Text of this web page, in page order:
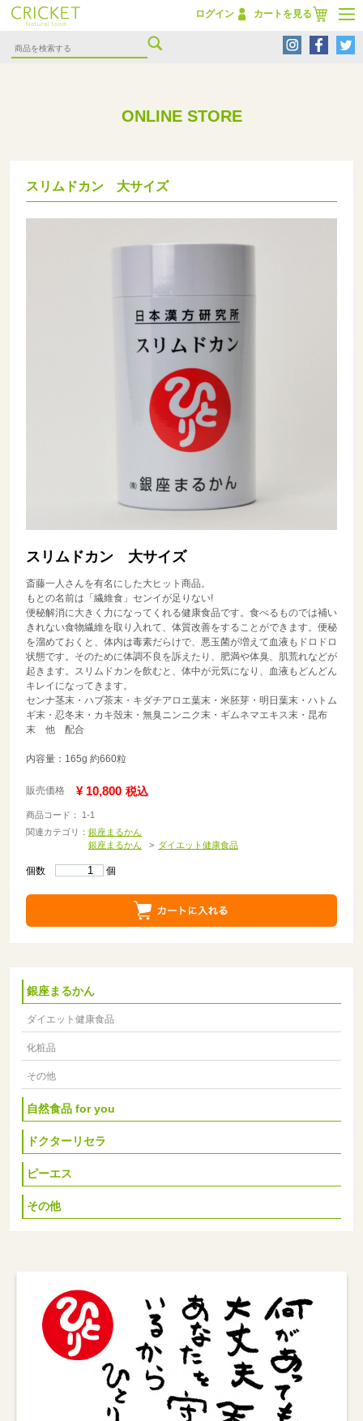
ログイン カートを見る
ONLINE STORE
スリムドカン 大サイズ
スリムドカン 大サイズ
斎藤一人さんを有名にした大ヒット商品。
もとの名前は「繊維食」センイが足りない!
便秘解消に大きく力になってくれる健康食品です。食べるものでは補い
きれない食物繊維を取り入れて、体質改善をすることができます。便秘
を溜めておくと、体内は毒素だらけで、悪玉菌が増えて血液もドロドロ
状態です。そのために体調不良を訴えたり、肥満や体臭、肌荒れなどが
起きます。スリムドカンを飲むと、体中が元気になり、血液もどんどん
キレイになってきます。
センナ茎末・ハブ茶末・キダチアロエ葉末・米胚芽・明日葉末・ハトム
ギ末・忍冬末・カキ殼末・無臭ニンニク末・ギムネマエキス末・昆布
末 他 配合
内容量：165g 約660粒
販売価格 ¥ 10,800 税込
商品コード： 1-1
関連カテゴリ： 銀座まるかん
銀座まるかん
ダイエット健康食品
個数 個
銀座まるかん
ダイエット健康食品
化粧品
その他
自然食品 for you
ドクターリセラ
ピーエス
その他